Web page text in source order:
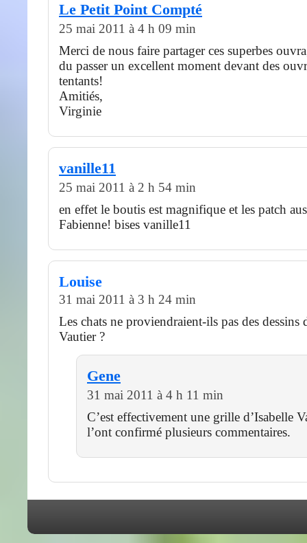
Le Petit Point Compté
25 mai 2011 à 4 h 09 min
Merci de nous faire partager ces superbes
du passer un excellent moment devant des
tentants!
Amitiés,
Virginie
vanille11
25 mai 2011 à 2 h 54 min
en effet le boutis est magnifique et les patch
Fabienne! bises vanille11
Louise
31 mai 2011 à 3 h 24 min
Les chats ne proviendraient-ils pas des dessins
Vautier ?
Gene
31 mai 2011 à 4 h 11 min
C’est effectivement une grille d’Isabelle
l’ont confirmé plusieurs commentaires.